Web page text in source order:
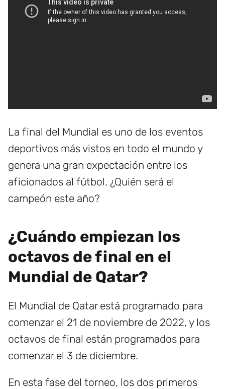
La final del Mundial es uno de los eventos
deportivos más vistos en todo el mundo y
genera una gran expectación entre los
aficionados al fútbol. ¿Quién será el
campeón este año?
¿Cuándo empiezan los
octavos de final en el
Mundial de Qatar?
El Mundial de Qatar está programado para
comenzar el 21 de noviembre de 2022, y los
octavos de final están programados para
comenzar el 3 de diciembre.
En esta fase del torneo, los dos primeros